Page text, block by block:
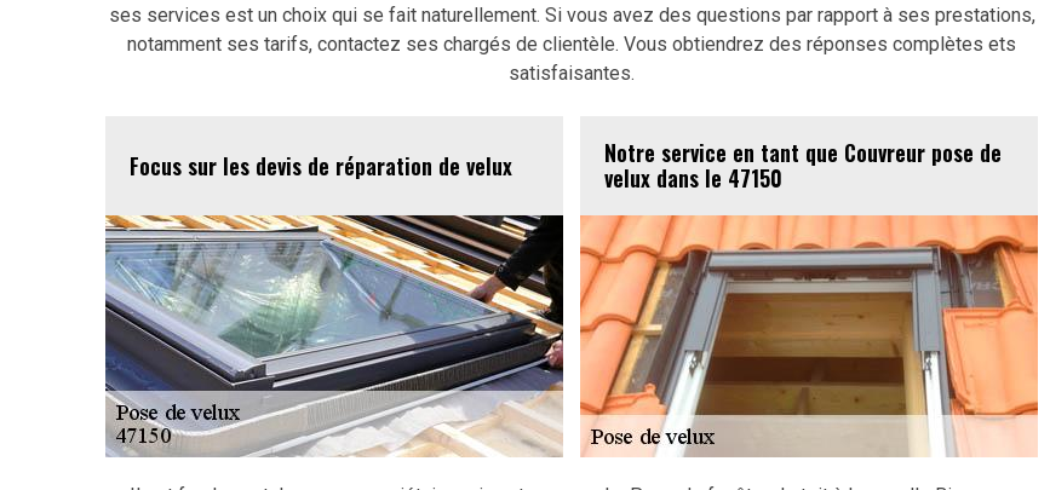
ses services est un choix qui se fait naturellement. Si vous avez des questions par rapport à ses prestations,
notamment ses tarifs, contactez ses chargés de clientèle. Vous obtiendrez des réponses complètes ets
satisfaisantes.
Focus sur les devis de réparation de velux
Notre service en tant que Couvreur pose de
velux dans le 47150